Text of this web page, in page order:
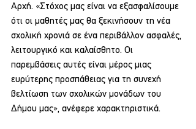
Αρχή. «Στόχος μας είναι να εξασφαλίσουμε
ότι οι μαθητές μας θα ξεκινήσουν τη νέα
σχολική χρονιά σε ένα περιβάλλον ασφαλές,
λειτουργικό και καλαίσθητο. Οι
παρεμβάσεις αυτές είναι μέρος μιας
ευρύτερης προσπάθειας για τη συνεχή
βελτίωση των σχολικών μονάδων του
Δήμου μας», ανέφερε χαρακτηριστικά.